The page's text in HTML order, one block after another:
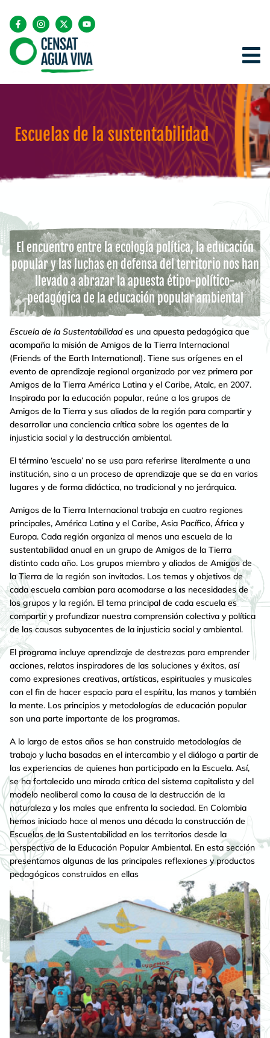
Escuelas de la sustentabilidad
El encuentro entre la ecología política, la educación
popular y las luchas en defensa del territorio nos han
llevado a abrazar la apuesta étipo-político-
pedagógica de la educación popular ambiental
Escuela de la Sustentabilidades una apuesta pedagógica que
acompaña la misión de Amigos de la Tierra Internacional
(Friends of the Earth International). Tiene sus orígenes en el
evento de aprendizaje regional organizado por vez primera por
Amigos de la Tierra América Latina y el Caribe, Atalc, en 2007.
Inspirada por la educación popular, reúne a los grupos de
Amigos de la Tierra y sus aliados de la región para compartir y
desarrollar una conciencia crítica sobre los agentes de la
injusticia social y la destrucción ambiental.
El término ‘escuela’ no se usa para referirse literalmente a una
institución, sino a un proceso de aprendizaje que se da en varios
lugares y de forma didáctica, no tradicional y no jerárquica.
Amigos de la Tierra Internacional trabaja en cuatro regiones
principales, América Latina y el Caribe, Asia Pacífico, África y
Europa. Cada región organiza al menos una escuela de la
sustentabilidad anual en un grupo de Amigos de la Tierra
distinto cada año. Los grupos miembro y aliados de Amigos de
la Tierra de la región son invitados. Los temas y objetivos de
cada escuela cambian para acomodarse a las necesidades de
los grupos y la región. El tema principal de cada escuela es
compartir y profundizar nuestra comprensión colectiva y política
de las causas subyacentes de la injusticia social y ambiental.
El programa incluye aprendizaje de destrezas para emprender
acciones, relatos inspiradores de las soluciones y éxitos, así
como expresiones creativas, artísticas, espirituales y musicales
con el fin de hacer espacio para el espíritu, las manos y también
la mente. Los principios y metodologías de educación popular
son una parte importante de los programas.
A lo largo de estos años se han construido metodologías de
trabajo y lucha basadas en el intercambio y el diálogo a partir de
las experiencias de quienes han participado en la Escuela. Así,
se ha fortalecido una mirada crítica del sistema capitalista y del
modelo neoliberal como la causa de la destrucción de la
naturaleza y los males que enfrenta la sociedad. En Colombia
hemos iniciado hace al menos una década la construcción de
Escuelas de la Sustentabilidad en los territorios desde la
perspectiva de la Educación Popular Ambiental. En esta sección
presentamos algunas de las principales reflexiones y productos
pedagógicos construidos en ellas